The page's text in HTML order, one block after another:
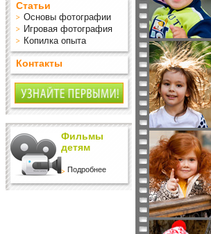
Статьи
Основы фотографии
Игровая фотография
Копилка опыта
Контакты
Фильмы
детям
Подробнее